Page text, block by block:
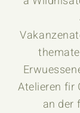
Atelieren fir
an der